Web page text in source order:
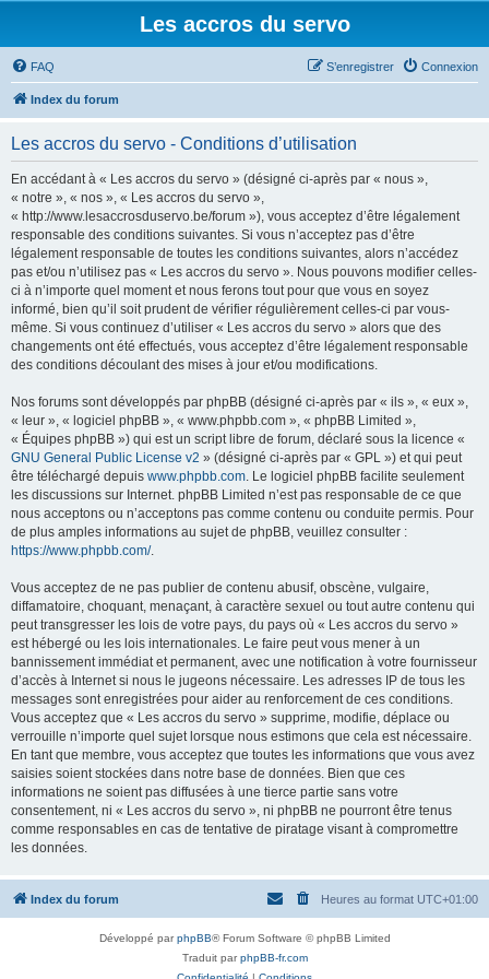
Les accros du servo
FAQ Connexion
S’enregistrer
Index du forum
Les accros du servo - Conditions d’utilisation
En accédant à « Les accros du servo » (désigné ci-après par « nous »,
« notre », « nos », « Les accros du servo »,
« http://www.lesaccrosduservo.be/forum »), vous acceptez d’être légalement
responsable des conditions suivantes. Si vous n’acceptez pas d’être
légalement responsable de toutes les conditions suivantes, alors n’accédez
pas et/ou n’utilisez pas « Les accros du servo ». Nous pouvons modifier celles-
ci à n’importe quel moment et nous ferons tout pour que vous en soyez
informé, bien qu’il soit prudent de vérifier régulièrement celles-ci par vous-
même. Si vous continuez d’utiliser « Les accros du servo » alors que des
changements ont été effectués, vous acceptez d’être légalement responsable
des conditions découlant des mises à jour et/ou modifications.
Nos forums sont développés par phpBB (désigné ci-après par « ils », « eux »,
« leur », « logiciel phpBB », « www.phpbb.com », « phpBB Limited »,
« Équipes phpBB ») qui est un script libre de forum, déclaré sous la licence «
GNU General Public License v2 » (désigné ci-après par « GPL ») et qui peut
être téléchargé depuis www.phpbb.com. Le logiciel phpBB facilite seulement
les discussions sur Internet. phpBB Limited n’est pas responsable de ce que
nous acceptons ou n’acceptons pas comme contenu ou conduite permis. Pour
de plus amples informations au sujet de phpBB, veuillez consulter :
https://www.phpbb.com/.
Vous acceptez de ne pas publier de contenu abusif, obscène, vulgaire,
diffamatoire, choquant, menaçant, à caractère sexuel ou tout autre contenu qui
peut transgresser les lois de votre pays, du pays où « Les accros du servo »
est hébergé ou les lois internationales. Le faire peut vous mener à un
bannissement immédiat et permanent, avec une notification à votre fournisseur
d’accès à Internet si nous le jugeons nécessaire. Les adresses IP de tous les
messages sont enregistrées pour aider au renforcement de ces conditions.
Vous acceptez que « Les accros du servo » supprime, modifie, déplace ou
verrouille n’importe quel sujet lorsque nous estimons que cela est nécessaire.
En tant que membre, vous acceptez que toutes les informations que vous avez
saisies soient stockées dans notre base de données. Bien que ces
informations ne soient pas diffusées à une tierce partie sans votre
consentement, ni « Les accros du servo », ni phpBB ne pourront être tenus
comme responsables en cas de tentative de piratage visant à compromettre
les données.
Index du forum Heures au format UTC+01:00
Développé parphpBB® Forum Software © phpBB Limited
Traduit parphpBB-fr.com